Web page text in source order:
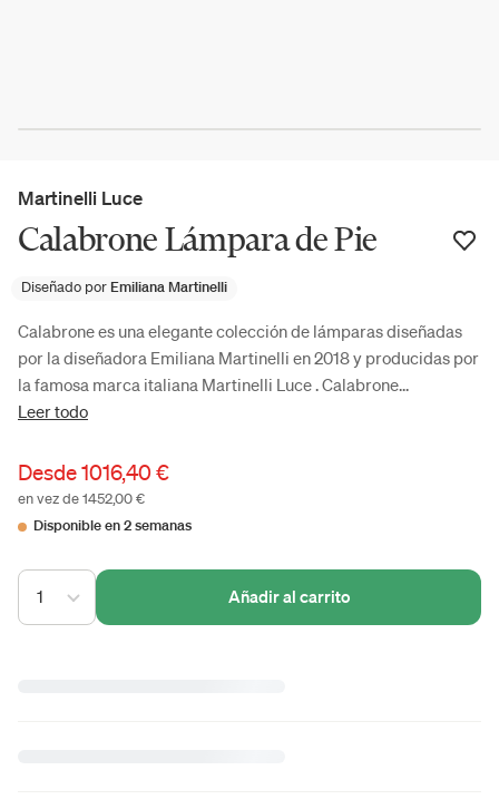
Martinelli Luce
Calabrone Lámpara de Pie
Diseñado por Emiliana Martinelli
Calabrone es una elegante colección de lámparas diseñadas
por la diseñadora Emiliana Martinelli en 2018 y producidas por
la famosa marca italiana Martinelli Luce . Calabrone...
Leer todo
Desde1016,40 €
en vez de 1452,00 €
Disponible en 2 semanas
1 Añadir al carrito